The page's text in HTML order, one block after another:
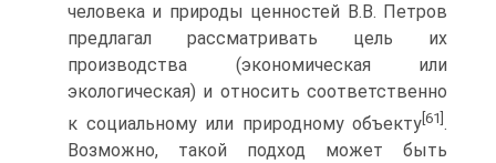
человека и природы ценностей В.В. Петров
предлагал рассматривать цель их
производства (экономическая или
экологическая) и относить соответственно
к социальному или природному объекту [61] .
Возможно, такой подход может быть